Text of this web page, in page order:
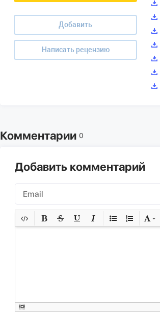
Добавить
Написать рецензию
Комментарии 0
Добавить комментарий